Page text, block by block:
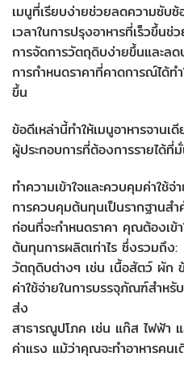
เมนูที่เรียบง่ายช่วยลดความซับซ้
เวลาในการปรุงอาหารที่เร็วขึ้น
การจัดการวัตถุดิบง่ายขึ้นและลด
การกำหนดราคาที่คาดการณ์ได้ท
ขึ้น
ข้อดีเหล่านี้ทำให้เมนูอาหารจาน
ผู้ประกอบการที่ต้องการรายได้ที่
ทำความเข้าใจและควบคุมค่าใช้
การควบคุมต้นทุนเป็นรากฐานส
ก่อนที่จะกำหนดราคา คุณต้องเข้
ต้นทุนการผลิตเท่าไร ซึ่งรวมถึง:
วัตถุดิบต่างๆ เช่น เนื้อสัตว์ ผัก
ค่าใช้จ่ายในการบรรจุภัณฑ์สำห
ส่ง
สาธารณูปโภค เช่น แก๊ส ไฟฟ้า แ
ค่าแรง แม้ว่าคุณจะทำอาหารคน